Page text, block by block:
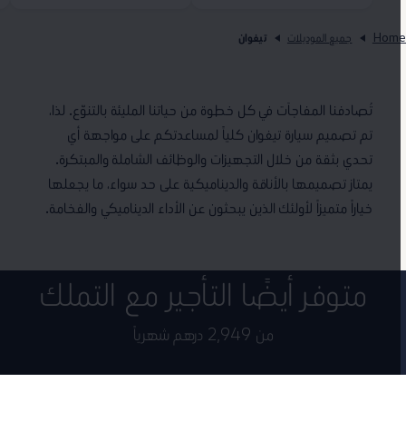
جميع الموديلات تيغوان
تُصادفنا المفاجآت في كل خطوة من حياتنا المليئة بالتنوّع. لذا،
تم تصميم سيارة تيغوان كلياً لمساعدتكم على مواجهة أي
تحدي بثقة من خلال التجهيزات والوظائف الشاملة والمبتكرة.
يمتاز تصميمها بالأناقة والديناميكية على حد سواء، ما يجعلها
خياراً متميزاً لأولئك الذين يبحثون عن الأداء الديناميكي والفخامة.
متوفر أيضًا التأجير مع التملك
من 2,949 درهم شهرياً